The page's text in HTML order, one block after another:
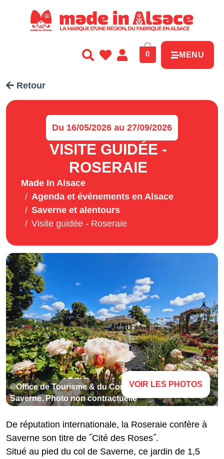
0 MENU
Retour
Du 16/05/2026 au 27/09/2026
VISITE GUIDÉE -
ROSERAIE
Made In Alsace
Agenda et événements en Alsace
Saverne et alentours
Visite guidée - Roseraie
©Office de Tourisme & du Commerce du Pays de
Saverne. Photo non contractuelle
VOIR LES PHOTOS
De réputation internationale, la Roseraie confère à
Saverne son titre de ˝Cité des Roses˝.
Situé au pied du col de Saverne, ce jardin de 1,5